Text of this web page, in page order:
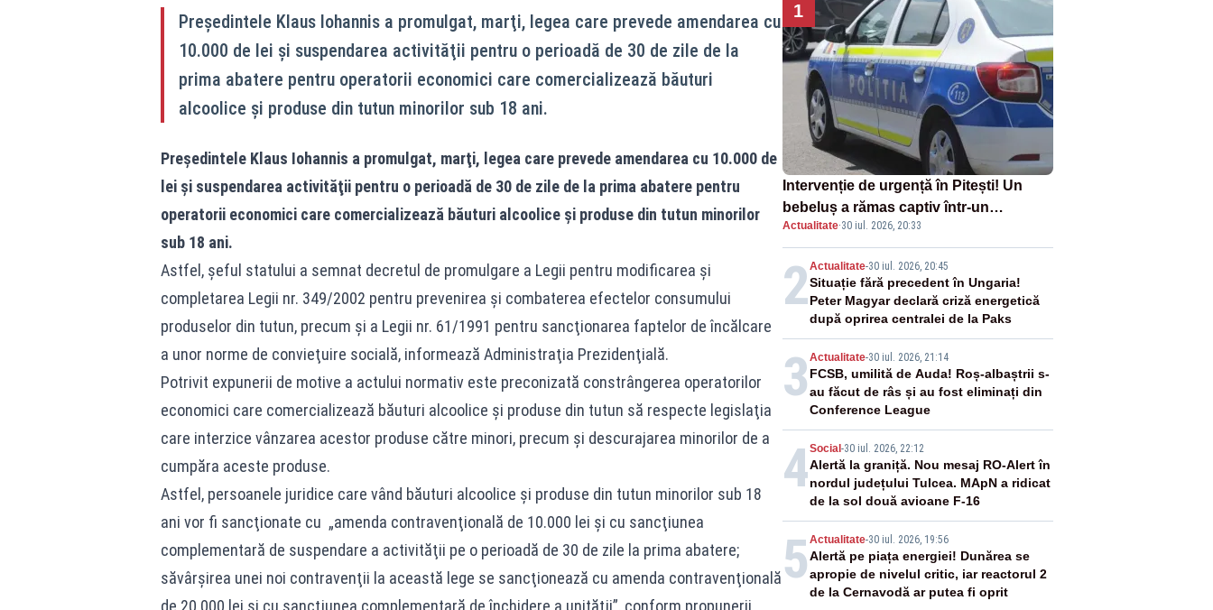
Preşedintele Klaus Iohannis a promulgat, marţi, legea care prevede amendarea cu
10.000 de lei şi suspendarea activităţii pentru o perioadă de 30 de zile de la
prima abatere pentru operatorii economici care comercializează băuturi
alcoolice şi produse din tutun minorilor sub 18 ani.
Preşedintele Klaus Iohannis a promulgat, marţi, legea care prevede amendarea cu 10.000 de
lei şi suspendarea activităţii pentru o perioadă de 30 de zile de la prima abatere pentru
operatorii economici care comercializează băuturi alcoolice şi produse din tutun minorilor
sub 18 ani.
Astfel, şeful statului a semnat decretul de promulgare a Legii pentru modificarea şi
completarea Legii nr. 349/2002 pentru prevenirea şi combaterea efectelor consumului
produselor din tutun, precum şi a Legii nr. 61/1991 pentru sancţionarea faptelor de încălcare
a unor norme de convieţuire socială, informează Administraţia Prezidenţială.
Potrivit expunerii de motive a actului normativ este preconizată constrângerea operatorilor
economici care comercializează băuturi alcoolice şi produse din tutun să respecte legislaţia
care interzice vânzarea acestor produse către minori, precum şi descurajarea minorilor de a
cumpăra aceste produse.
Astfel, persoanele juridice care vând băuturi alcoolice şi produse din tutun minorilor sub 18
ani vor fi sancţionate cu „amenda contravenţională de 10.000 lei şi cu sancţiunea
complementară de suspendare a activităţii pe o perioadă de 30 de zile la prima abatere;
săvârşirea unei noi contravenţii la această lege se sancţionează cu amenda contravenţională
de 20.000 lei şi cu sancţiunea complementară de închidere a unităţii”, conform propunerii
1
Intervenție de urgență în Pitești! Un
bebeluș a rămas captiv într-un
autoturism din cauza unei defecțiuni
Actualitate·30 iul. 2026, 20:33
2Actualitate-30 iul. 2026, 20:45
Situație fără precedent în Ungaria!
Peter Magyar declară criză energetică
după oprirea centralei de la Paks
3 Actualitate-30 iul. 2026, 21:14
FCSB, umilită de Auda! Roș-albaștrii s-
au făcut de râs și au fost eliminați din
Conference League
4Social -30 iul. 2026, 22:12
Alertă la graniță. Nou mesaj RO-Alert în
nordul județului Tulcea. MApN a ridicat
de la sol două avioane F-16
5 Actualitate-30 iul. 2026, 19:56
Alertă pe piața energiei! Dunărea se
apropie de nivelul critic, iar reactorul 2
de la Cernavodă ar putea fi oprit